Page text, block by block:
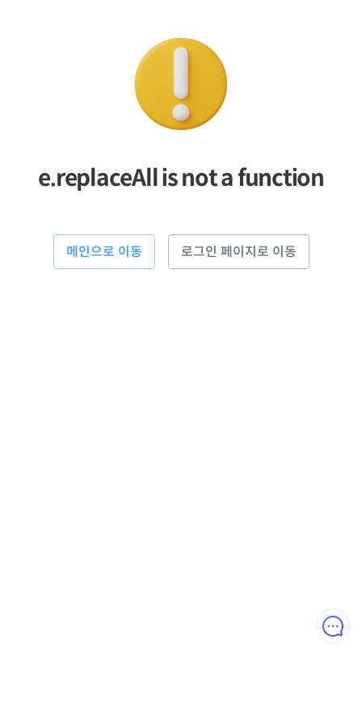
e.replaceAll is not a function
메인으로 이동 로그인 페이지로 이동